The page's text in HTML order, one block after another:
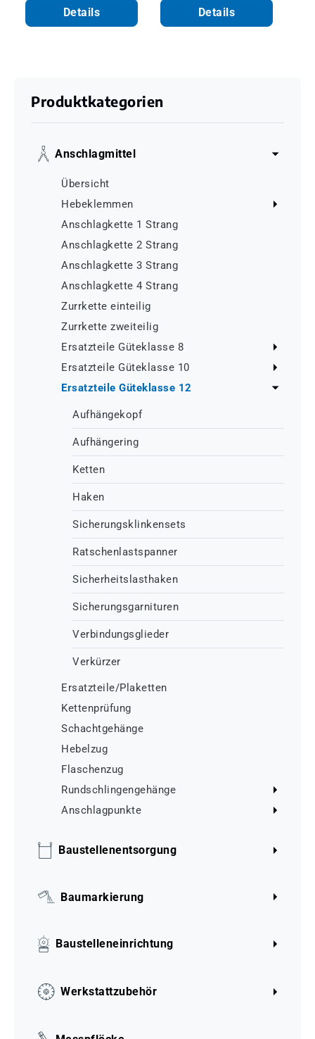
Details Details
Produktkategorien
Anschlagmittel
Übersicht
Hebeklemmen
Anschlagkette 1 Strang
Anschlagkette 2 Strang
Anschlagkette 3 Strang
Anschlagkette 4 Strang
Zurrkette einteilig
Zurrkette zweiteilig
Ersatzteile Güteklasse 8
Ersatzteile Güteklasse 10
Ersatzteile Güteklasse 12
Aufhängekopf
Aufhängering
Ketten
Haken
Sicherungsklinkensets
Ratschenlastspanner
Sicherheitslasthaken
Sicherungsgarnituren
Verbindungsglieder
Verkürzer
Ersatzteile/Plaketten
Kettenprüfung
Schachtgehänge
Hebelzug
Flaschenzug
Rundschlingengehänge
Anschlagpunkte
Baustellenentsorgung
Baumarkierung
Baustelleneinrichtung
Werkstattzubehör